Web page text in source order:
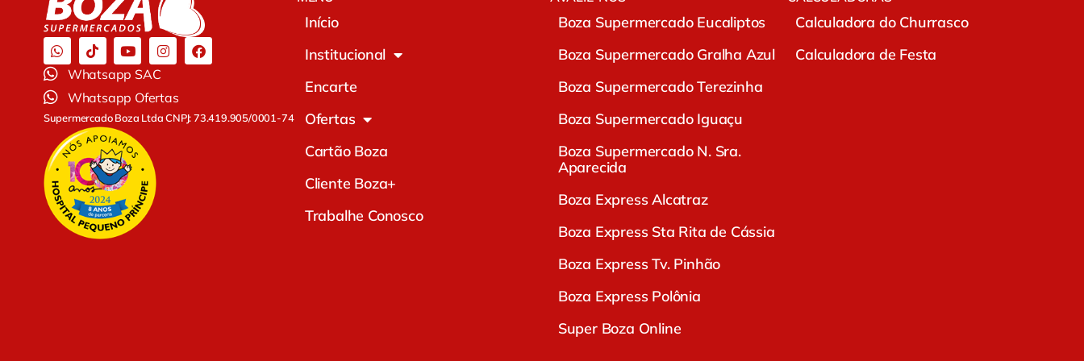
Whatsapp SAC
Whatsapp Ofertas
Supermercado Boza Ltda CNPJ: 73.419.905/0001-74
Início
Institucional
Encarte
Ofertas
Cartão Boza
Cliente Boza+
Trabalhe Conosco
Boza Supermercado Eucaliptos
Boza Supermercado Gralha Azul
Boza Supermercado Terezinha
Boza Supermercado Iguaçu
Boza Supermercado N. Sra.
Aparecida
Boza Express Alcatraz
Boza Express Sta Rita de Cássia
Boza Express Tv. Pinhão
Boza Express Polônia
Super Boza Online
Calculadora do Churrasco
Calculadora de Festa